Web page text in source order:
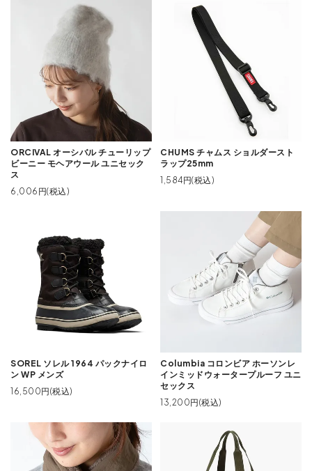
ORCIVAL オーシバル チューリップ
ビーニー モヘアウール ユニセック
ス
6,006円(税込)
CHUMS チャムス ショルダースト
ラップ25mm
1,584円(税込)
SOREL ソレル 1964 パックナイロ
ン WP メンズ
16,500円(税込)
Columbia コロンビア ホーソンレ
インミッドウォータープルーフ ユニ
セックス
13,200円(税込)